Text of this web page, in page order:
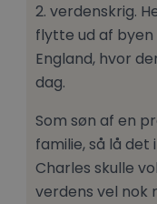
2. verdenskrig.
flytte ud af byen
England, hvor
dag.
Som søn af en
familie, så lå
Charles skulle
verdens vel nok